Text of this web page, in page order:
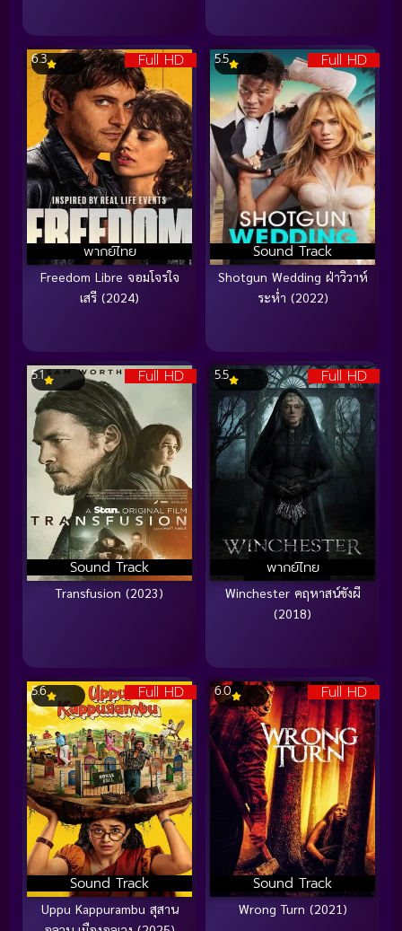
Full HD
พากย์ไทย
6.3
Freedom Libre จอมโจรใจ
เสรี (2024)
Full HD
Sound Track
5.5
Shotgun Wedding ฝ่าวิวาห์
ระห่ำ (2022)
Full HD
Sound Track
5.1
Transfusion (2023)
Full HD
พากย์ไทย
5.5
Winchester คฤหาสน์ขังผี
(2018)
Full HD
Sound Track
5.6
Uppu Kappurambu สุสาน
Full HD
Sound Track
6.0
Wrong Turn (2021)